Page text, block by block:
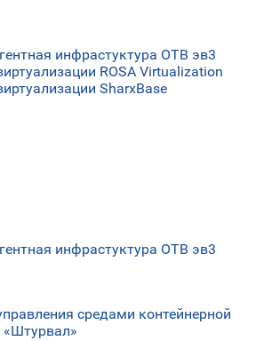
инфрастуктура ОТВ эв3
ROSA Virtualization
SharxBase
инфрастуктура ОТВ эв3
средами контейнерной
«Штурвал»